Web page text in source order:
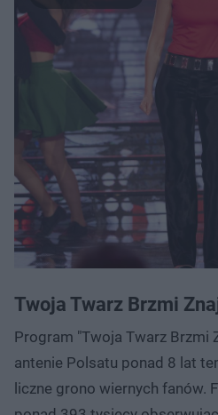
Twoja Twarz Brzmi
Program "Twoja Twarz Brzmi
antenie Polsatu ponad 8 lat
liczne grono wiernych fanów.